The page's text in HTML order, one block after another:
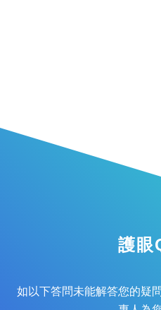
護眼
如以下答問未能解答您的疑